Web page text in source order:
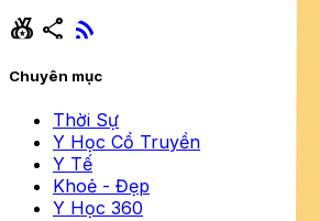
social_leaderboard share rss_feed
Chuyên mục
Thời Sự
Y Học Cổ Truyền
Y Tế
Khoẻ - Đẹp
Y Học 360